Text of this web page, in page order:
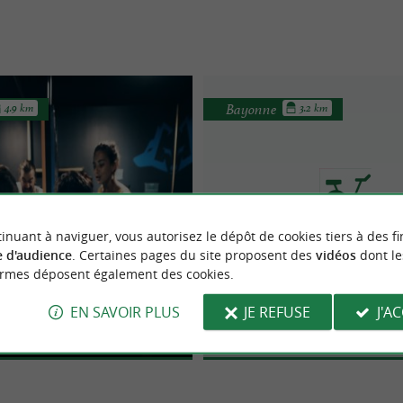
Escape
Escape Game à Bayonne :
immersive au cœur du
4.9 km
ou entre amis : découvrez
Clubs de sports à
Bayonne 3.2 km
à naviguer, vous autorisez le dépôt de cookies tiers à des
d'audience. Certaines pages du site proposent des vidéosdont
déposent également des cookies.
EN SAVOIR PLUS JE REFUSE